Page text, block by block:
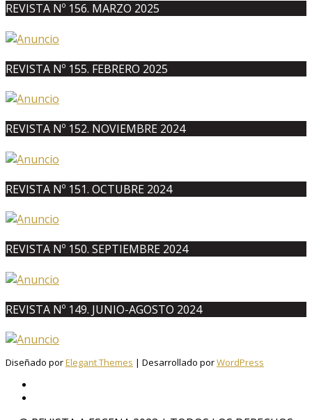
REVISTA Nº 156. MARZO 2025
REVISTA Nº 155. FEBRERO 2025
REVISTA Nº 152. NOVIEMBRE 2024
REVISTA Nº 151. OCTUBRE 2024
REVISTA Nº 150. SEPTIEMBRE 2024
REVISTA Nº 149. JUNIO-AGOSTO 2024
Diseñado porElegant Themes | Desarrollado porWordPress